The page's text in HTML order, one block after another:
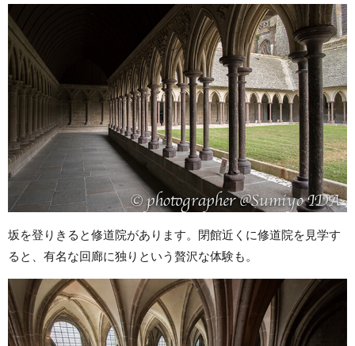
坂を登りきると修道院があります。閉館近くに修道院を見学す
ると、有名な回廊に独りという贅沢な体験も。